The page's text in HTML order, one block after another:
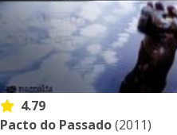
4.79
Pacto do Passado(2011)